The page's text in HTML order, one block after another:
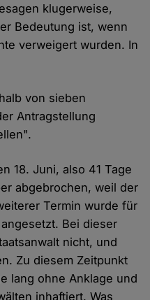
klugerweise,
Bedeutung ist, wenn
verweigert wurden. In
von sieben
Antragstellung
18. Juni, also 41 Tage
abgebrochen, weil der
Termin wurde für
Bei dieser
nicht, und
Zu diesem Zeitpunkt
lang ohne Anklage und
inhaftiert. Was